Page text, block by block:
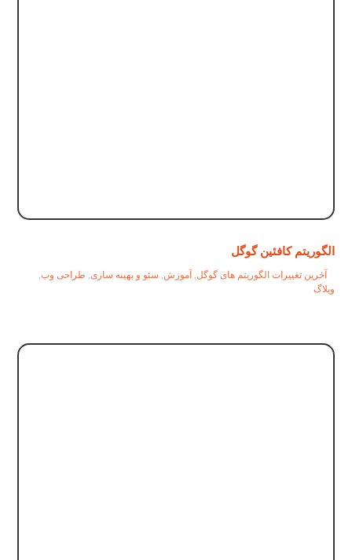
الگوریتم کافئین گوگل
آخرین تغییرات الگوریتم های گوگل, آموزش, سئو و بهینه سازی, طراحی وب,
وبلاگ